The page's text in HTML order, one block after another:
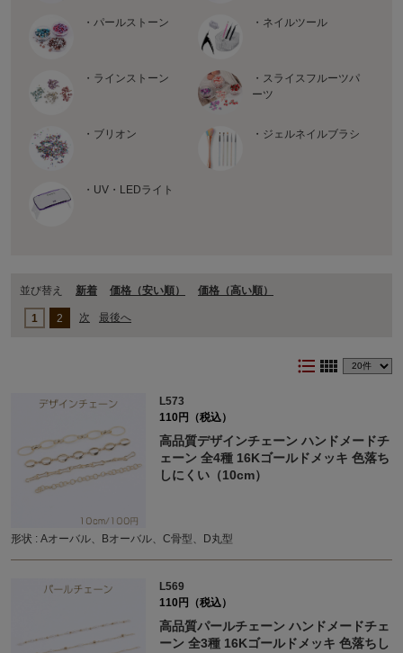
・パールストーン ・ネイルツール
・ラインストーン
・スライスフルーツパ
ーツ
・ブリオン ・ジェルネイルブラシ
・UV・LEDライト
並び替え 新着 価格（安い順） 価格（⾼い順）
1 2 次 最後へ
format_list_bulleted view_comfy
L573
110円（税込）
高品質デザインチェーン ハンドメードチ
ェーン 全4種 16Kゴールドメッキ 色落ち
しにくい（10cm）
形状 : Aオーバル、Bオーバル、C骨型、D丸型
L569
110円（税込）
高品質パールチェーン ハンドメードチェ
ーン 全3種 16Kゴールドメッキ 色落ちし